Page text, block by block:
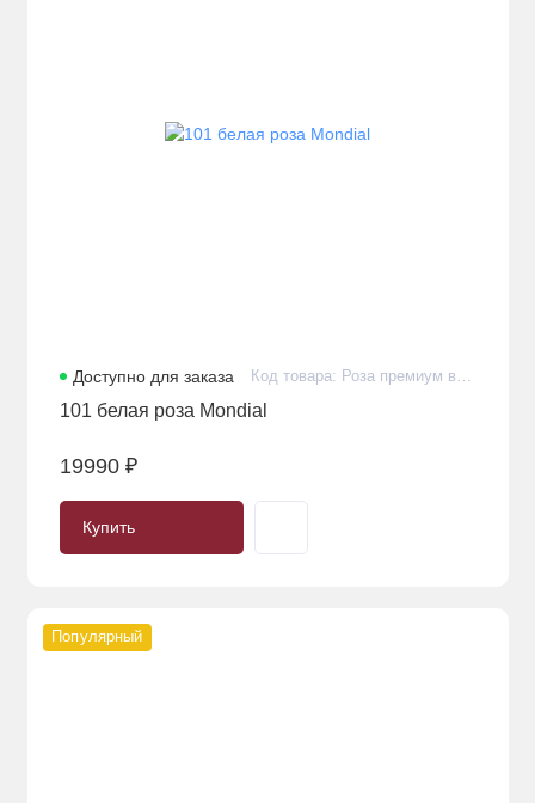
Доступно для заказа Код товара: Роза премиум в количестве 101 штуки
101 белая роза Mondial
19990 ₽
Купить
Популярный